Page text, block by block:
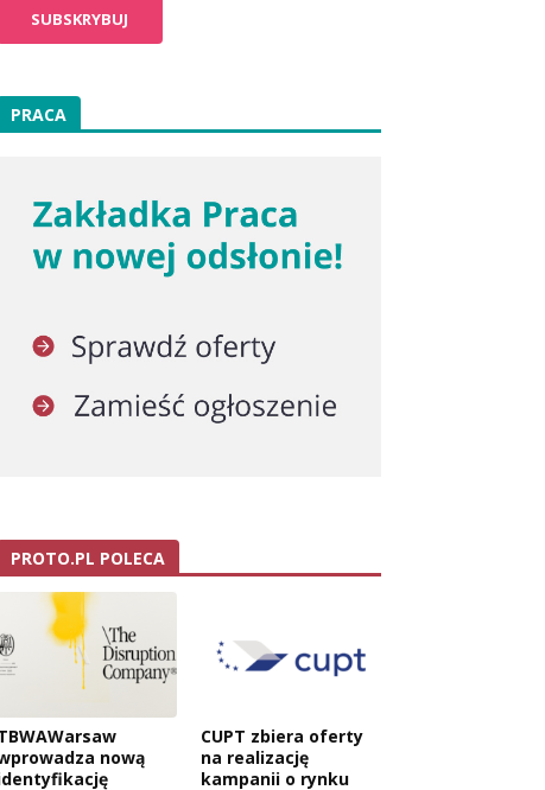
PRACA
PROTO.PL POLECA
nową
CUPT zbiera oferty
na realizację
kampanii o rynku